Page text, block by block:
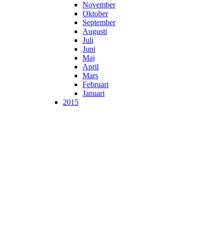
November
Oktober
September
Augusti
Juli
Juni
Maj
April
Mars
Februari
Januari
2015